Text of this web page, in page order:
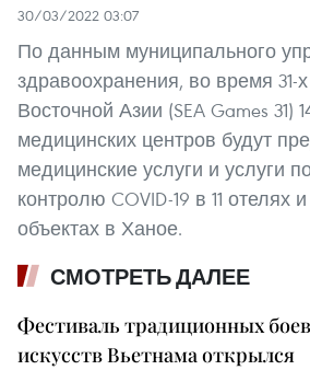
30/03/2022 03:07
По данным муниципального
здравоохранения, во время 31-
Восточной Азии (SEA Games 31)
медицинских центров будут
медицинские услуги и услуги
контролю COVID-19 в 11 отелях
объектах в Ханое.
СМОТРЕТЬ ДАЛЕЕ
Фестиваль традиционных
искусств Вьетнама открылся